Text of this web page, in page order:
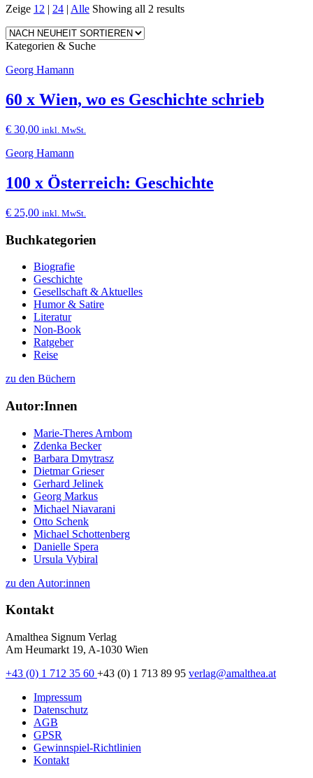
Zeige 12 | 24 | Alle Showing all 2 results
Kategorien & Suche
Georg Hamann
60 x Wien, wo es Geschichte schrieb
€ 30,00 inkl. MwSt.
Georg Hamann
100 x Österreich: Geschichte
€ 25,00 inkl. MwSt.
Buchkategorien
Biografie
Geschichte
Gesellschaft & Aktuelles
Humor & Satire
Literatur
Non-Book
Ratgeber
Reise
zu den Büchern
Autor:Innen
Marie-Theres Arnbom
Zdenka Becker
Barbara Dmytrasz
Dietmar Grieser
Gerhard Jelinek
Georg Markus
Michael Niavarani
Otto Schenk
Michael Schottenberg
Danielle Spera
Ursula Vybiral
zu den Autor:innen
Kontakt
Amalthea Signum Verlag
Am Heumarkt 19, A-1030 Wien
+43 (0) 1 712 35 60 +43 (0) 1 713 89 95 verlag@amalthea.at
Impressum
Datenschutz
AGB
GPSR
Gewinnspiel-Richtlinien
Kontakt